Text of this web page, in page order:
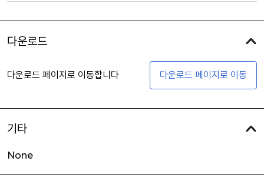
다운로드
다운로드 페이지로 이동합니다 다운로드 페이지로 이동
기타
None